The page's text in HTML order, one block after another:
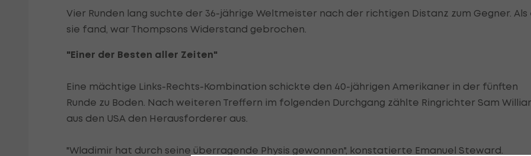
Vier Runden lang suchte der 36-jährige Weltmeister nach der richtigen Distanz zum Gegner. Als
sie fand, war Thompsons Widerstand gebrochen.
"Einer der Besten aller Zeiten"
Eine mächtige Links-Rechts-Kombination schickte den 40-jährigen Amerikaner in der fünften
Runde zu Boden. Nach weiteren Treffern im folgenden Durchgang zählte Ringrichter Sam
aus den USA den Herausforderer aus.
"Wladimir hat durch seine überragende Physis gewonnen", konstatierte Emanuel Steward.